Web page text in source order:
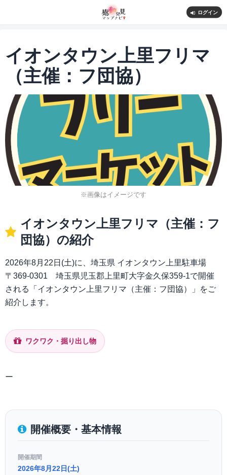
ログイン
イオンタウン上里フリマ
（主催：フ団協）
※画像はイメージです
イオンタウン上里フリマ（主催：フ
団協）の紹介
2026年8月22日(土)に、埼玉県 イオンタウン上里駐車場
〒369-0301 埼玉県児玉郡上里町大字金久保359-1で開催
される「イオンタウン上里フリマ（主催：フ団協）」をご
紹介します。
ワクワク・掘り出し物
ー
開催概要・基本情報
開催期間
2026年8月22日(土)